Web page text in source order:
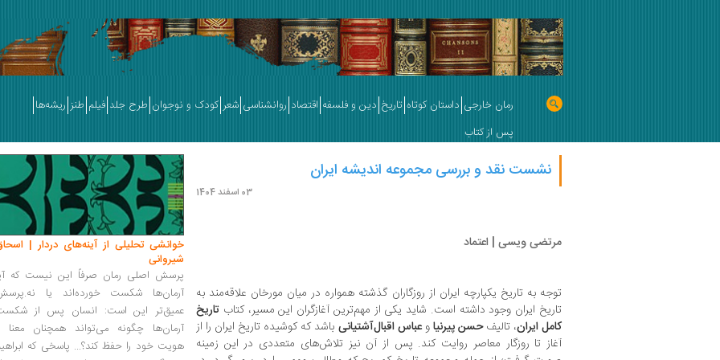
رمان خارجی داستان کوتاه تاریخ دین و فلسفه اقتصاد روانشناسی شعر کودک و نوجوان طرح جلد فیلم طنز ریشه‌ها
پس از کتاب
نشست نقد و بررسی مجموعه اندیشه ایران
03 اسفند 1404
مرتضی ویسی | اعتماد
توجه به تاریخ یکپارچه ایران از روزگاران گذشته همواره در میان مورخان علاقه‌مند به
تاریخ ایران وجود داشته است. شاید یکی از مهم‌ترین آغازگران این مسیر، کتاب تاریخ
کامل ایران، تالیفحسن پیرنیاوعباس اقبال‌آشتیانی باشد که کوشیده تاریخ ایران را از
آغاز تا روزگار معاصر روایت کند. پس از آن نیز تلاش‌های متعددی در این زمینه
خوانشی تحلیلی از آینه‌های دردار |
شیروانی
پرسش اصلی رمان صرفاً این نیست که
آرمان‌ها شکست خورده‌اند یا
عمیق‌تر این است: انسان پس از
آرمان‌ها چگونه می‌تواند همچنان معنا
هویت خود را حفظ کند؟... پاسخی که